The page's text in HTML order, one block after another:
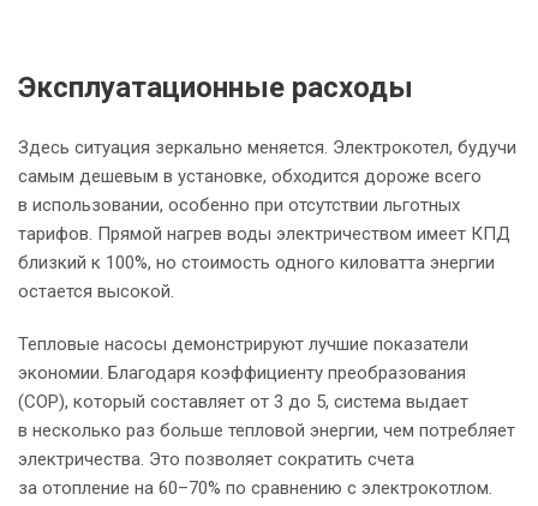
Эксплуатационные расходы
Здесь ситуация зеркально меняется. Электрокотел, будучи
самым дешевым в установке, обходится дороже всего
в использовании, особенно при отсутствии льготных
тарифов. Прямой нагрев воды электричеством имеет КПД
близкий к 100%, но стоимость одного киловатта энергии
остается высокой.
Тепловые насосы демонстрируют лучшие показатели
экономии. Благодаря коэффициенту преобразования
(COP), который составляет от 3 до 5, система выдает
в несколько раз больше тепловой энергии, чем потребляет
электричества. Это позволяет сократить счета
за отопление на 60–70% по сравнению с электрокотлом.